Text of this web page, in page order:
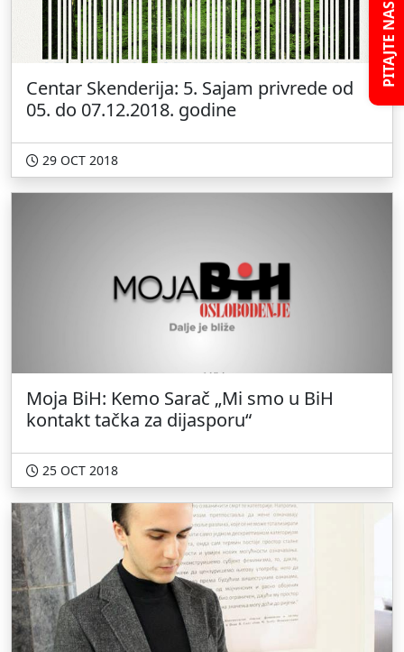
PITAJTE NAS
Centar Skenderija: 5. Sajam privrede od
05. do 07.12.2018. godine
29 OCT 2018
Moja BiH: Kemo Sarač „Mi smo u BiH
kontakt tačka za dijasporu“
25 OCT 2018